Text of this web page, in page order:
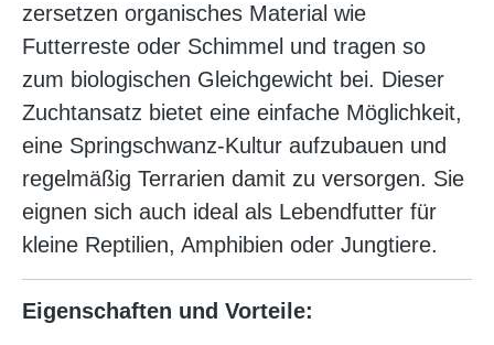
zersetzen organisches Material wie
Futterreste oder Schimmel und tragen so
zum biologischen Gleichgewicht bei. Dieser
Zuchtansatz bietet eine einfache Möglichkeit,
eine Springschwanz-Kultur aufzubauen und
regelmäßig Terrarien damit zu versorgen. Sie
eignen sich auch ideal als Lebendfutter für
kleine Reptilien, Amphibien oder Jungtiere.
Eigenschaften und Vorteile: